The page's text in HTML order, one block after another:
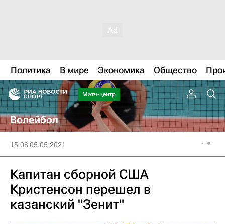
Политика В мире Экономика Общество
Матч-центр
Волейбол
15:08 05.05.2021
Капитан сборной США
Кристенсон перешел в
казанский "Зенит"